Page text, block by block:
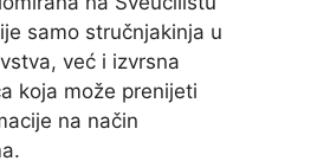
samo stručnjakinja u
već i izvrsna
koja može prenijeti
na način